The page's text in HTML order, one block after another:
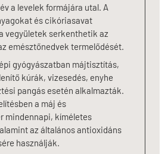
a levelek formájára utal. A
és cikóriasavat
vegyületek serkenthetik az
emésztőnedvek termelődését.
gyógyászatban májtisztítás,
kúrák, vizesedés, enyhe
pangás esetén alkalmazták.
a máj és
mindennapi, kíméletes
az általános antioxidáns
használják.